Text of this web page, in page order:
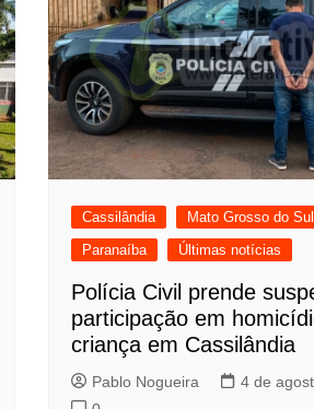
Cassilândia
Mato Grosso do Sul
Paranaíba
Últimas notícias
Polícia Civil prende
participação em
criança em Cassilândia
Pablo Nogueira
4 de